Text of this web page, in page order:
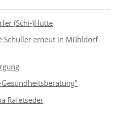
(Schi-)Hütte
Schuller erneut in Mühldorf
Rafetseder